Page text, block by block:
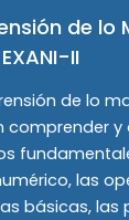
de lo
II
de lo
comprender y
las
básicas, las